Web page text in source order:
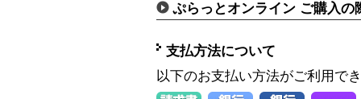
ぷらっとオンライン ご購入の
支払方法について
以下のお支払い方法がご利用で